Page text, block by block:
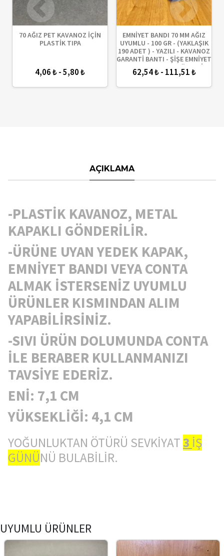
70 AĞIZ PET KAVANOZ İÇİN
PLASTİK TIPA
4,06 ₺ - 5,80 ₺
EMNİYET BANDI 70 MM AĞIZ
UYUMLU - 100 GR - (YAKLAŞIK
190 ADET ) - YAZILI - KAVANOZ
GARANTİ BANTI - ŞİŞE EMNİYET
BANDI - KAVANOZ GÜVENLİK
BANDI
62,54 ₺ - 111,51 ₺
AÇIKLAMA
-PLASTİK KAVANOZ, METAL
KAPAKLI GÖNDERİLİR.
-ÜRÜNE UYAN YEDEK KAPAK,
EMNİYET BANDI VEYA CONTA
ALMAK İSTERSENİZ UYUMLU
ÜRÜNLER KISMINDAN ALIM
YAPABİLİRSİNİZ.
-SIVI ÜRÜN DOLUMUNDA CONTA
İLE BERABER KULLANMANIZI
TAVSİYE EDERİZ.
ENİ: 7,1 CM
YÜKSEKLİĞİ: 4,1 CM
YOĞUNLUKTAN ÖTÜRÜ SEVKİYAT3 İŞ
GÜNÜNÜ BULABİLİR.
UYUMLU ÜRÜNLER